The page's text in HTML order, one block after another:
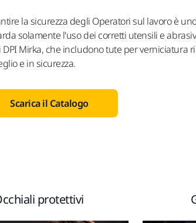
la sicurezza degli Operatori sul lavoro è
solamente l'uso dei corretti utensili e
DPI Mirka, che includono tute per verniciatura
e in sicurezza.
Scarica il Catalogo
protettivi